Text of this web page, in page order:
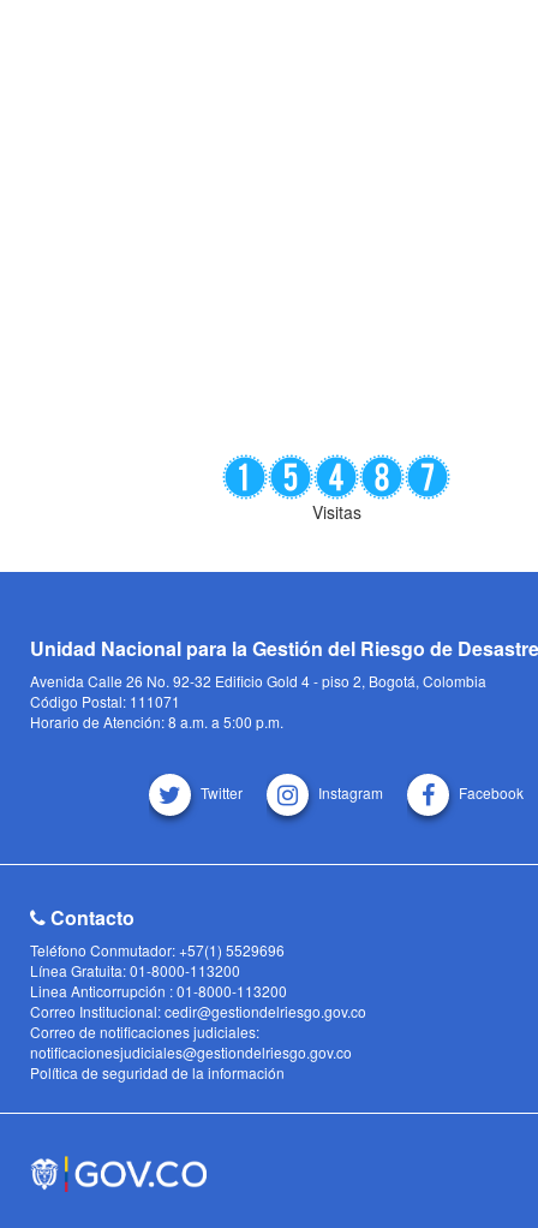
Visitas
Unidad Nacional para la Gestión del Riesgo de
Avenida Calle 26 No. 92-32 Edificio Gold 4 - piso 2, Bogotá, Colombia
Código Postal: 111071
Horario de Atención: 8 a.m. a 5:00 p.m.
Twitter Instagram Facebook
Contacto
Teléfono Conmutador: +57(1) 5529696
Línea Gratuita: 01-8000-113200
Linea Anticorrupción : 01-8000-113200
Correo Institucional: cedir@gestiondelriesgo.gov.co
Correo de notificaciones judiciales:
notificacionesjudiciales@gestiondelriesgo.gov.co
Política de seguridad de la información